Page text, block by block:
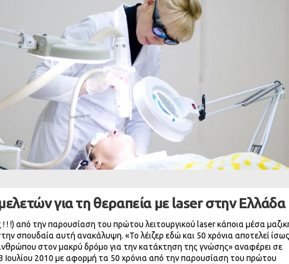
για τη θεραπεία με laser στην Ελλάδα
!) από την παρουσίαση του πρώτου λειτουργικού laser κάποια μέσα
σπουδαία αυτή ανακάλυψη. «Το λέιζερ εδώ και 50 χρόνια αποτελεί
στον μακρύ δρόμο για την κατάκτηση της γνώσης» αναφέρει σε
Ιουλίου 2010 με αφορμή τα 50 χρόνια από την παρουσίαση του πρώτου